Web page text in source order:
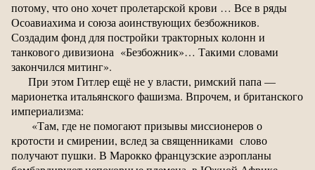
потому, что оно хочет пролетарской крови … Все в ряды
Осоавиахима и союза аоинствующих безбожников.
Создадим фонд для постройки тракторных колонн и
танкового дивизиона «Безбожник»… Такими словами
закончился митинг».
При этом Гитлер ещё не у власти, римский папа —
марионетка итальянского фашизма. Впрочем, и британского
империализма:
«Там, где не помогают призывы миссионеров о
кротости и смирении, вслед за священниками слово
получают пушки. В Марокко французские аэропланы